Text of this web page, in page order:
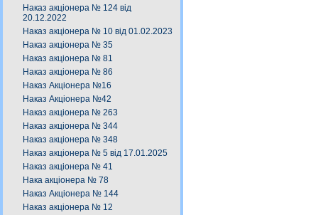
Наказ акціонера № 124 від
20.12.2022
Наказ акціонера № 10 від 01.02.2023
Наказ акціонера № 35
Наказ акціонера № 81
Наказ акціонера № 86
Наказ Акціонера №16
Наказ Акціонера №42
Наказ акціонера № 263
Наказ акціонера № 344
Наказ акціонера № 348
Наказ акціонера № 5 від 17.01.2025
Наказ акціонера № 41
Нака акціонера № 78
Наказ Акціонера № 144
Наказ акціонера № 12